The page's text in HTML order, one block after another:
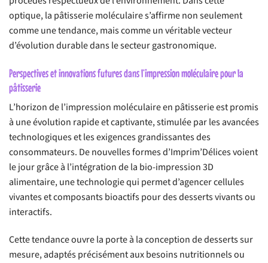
optique, la pâtisserie moléculaire s’affirme non seulement
comme une tendance, mais comme un véritable vecteur
d’évolution durable dans le secteur gastronomique.
Perspectives et innovations futures dans l’impression moléculaire pour la
pâtisserie
L’horizon de l’impression moléculaire en pâtisserie est promis
à une évolution rapide et captivante, stimulée par les avancées
technologiques et les exigences grandissantes des
consommateurs. De nouvelles formes d’Imprim’Délices voient
le jour grâce à l’intégration de la bio-impression 3D
alimentaire, une technologie qui permet d’agencer cellules
vivantes et composants bioactifs pour des desserts vivants ou
interactifs.
Cette tendance ouvre la porte à la conception de desserts sur
mesure, adaptés précisément aux besoins nutritionnels ou